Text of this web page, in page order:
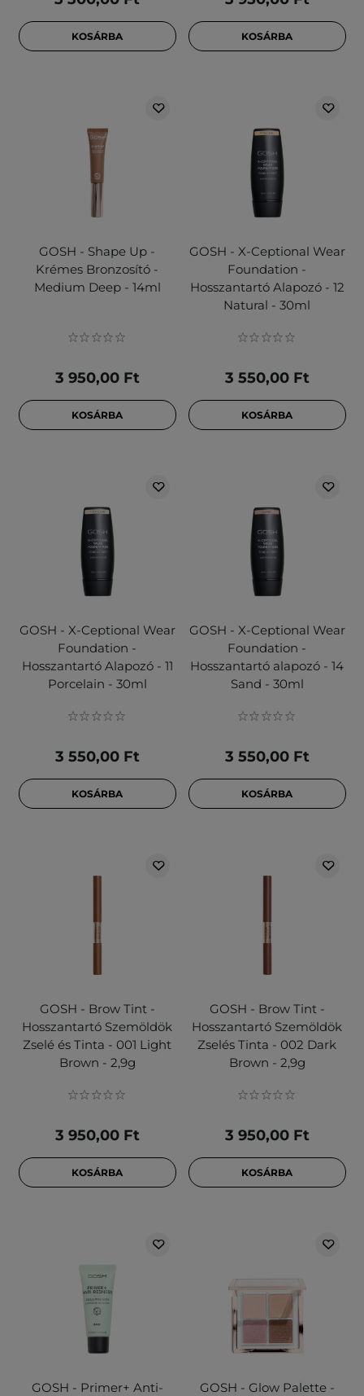
KOSÁRBA KOSÁRBA
GOSH - Shape Up -
Krémes Bronzosító -
Medium Deep - 14ml
3 950,00 Ft
KOSÁRBA
GOSH - X-Ceptional Wear
Foundation -
Hosszantartó Alapozó - 12
Natural - 30ml
3 550,00 Ft
KOSÁRBA
GOSH - X-Ceptional Wear
Foundation -
Hosszantartó Alapozó - 11
Porcelain - 30ml
3 550,00 Ft
KOSÁRBA
GOSH - X-Ceptional Wear
Foundation -
Hosszantartó alapozó - 14
Sand - 30ml
3 550,00 Ft
KOSÁRBA
GOSH - Brow Tint -
Hosszantartó Szemöldök
Zselé és Tinta - 001 Light
Brown - 2,9g
3 950,00 Ft
KOSÁRBA
GOSH - Brow Tint -
Hosszantartó Szemöldök
Zselés Tinta - 002 Dark
Brown - 2,9g
3 950,00 Ft
KOSÁRBA
GOSH - Primer+ Anti- GOSH - Glow Palette -